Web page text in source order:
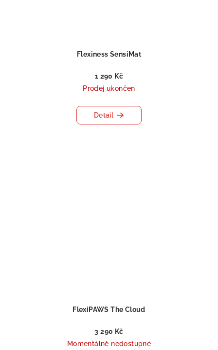
Flexiness SensiMat
1 290 Kč
Prodej ukončen
Detail
FlexiPAWS The Cloud
3 290 Kč
Momentálně nedostupné